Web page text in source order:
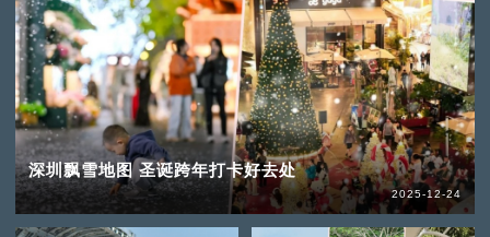
深圳飘雪地图 圣诞跨年打卡好去处
2025-12-24